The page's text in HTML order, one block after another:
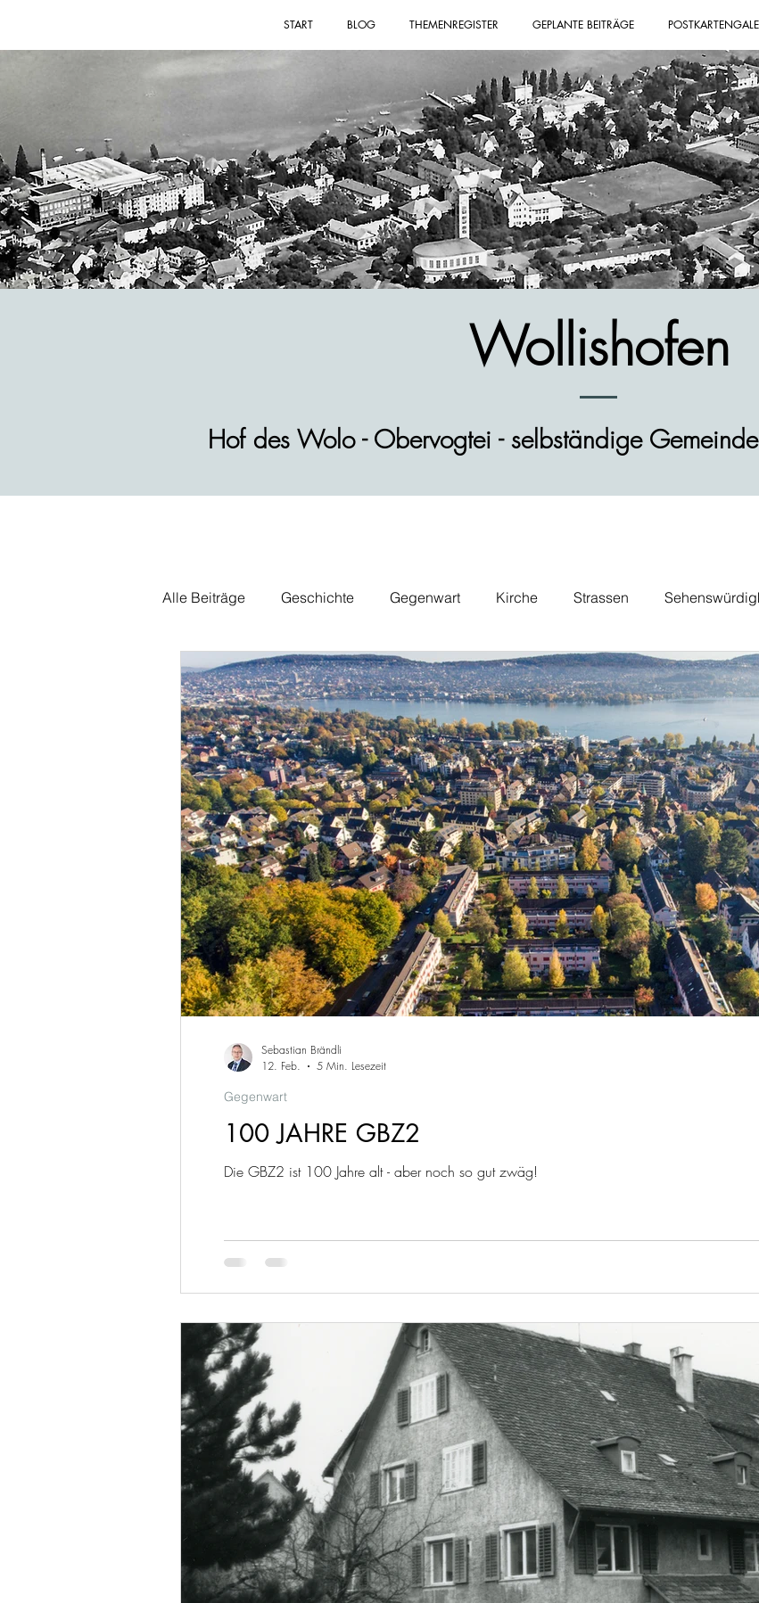
START BLOG THEMENREGISTER GEPLANTE BEITRÄGE
Alle Beiträge Geschichte Gegenwart Kirche Strassen
Wirtschaft Alltag Politik Wohnen Gastblog Persönlichkeiten
100 JAHRE GBZ2
Die GBZ2 ist 100 Jahre alt - aber noch so gut zwäg!
Gegenwart
Sebastian Brändli
12. Feb.
5 Min. Lesezeit
Wollishofen
Hof des Wolo - Obervogtei - selbständige